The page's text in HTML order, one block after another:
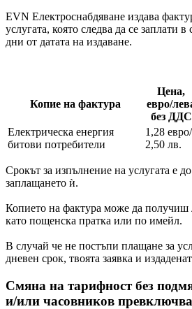
EVN Електроснабдяване издава
услугата, която следва да се заплати
дни от датата на издаване.
Копие на фактура
Цена,
евро/
без ДДС
Електрическа енергия
битови потребители
1,28 евро/
2,50 лв.
Срокът за изпълнение на услугата е
заплащането ѝ.
Копието на фактура може да
като пощенска пратка или по имейл.
В случай че не постъпи плащане за
дневен срок, твоята заявка и
Смяна на тарифност без
и/или часовников